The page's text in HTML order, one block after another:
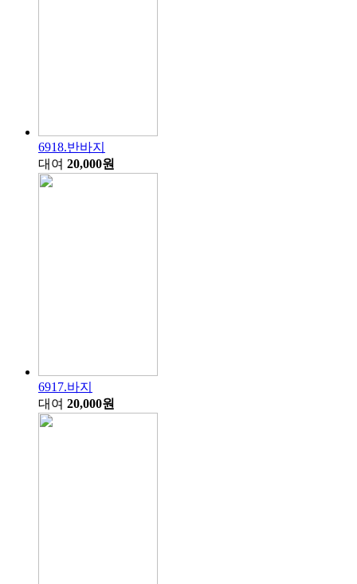
6918.반바지
대여 20,000원
6917.바지
대여 20,000원